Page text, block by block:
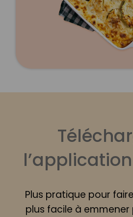
Plus pratique pour
plus facile à